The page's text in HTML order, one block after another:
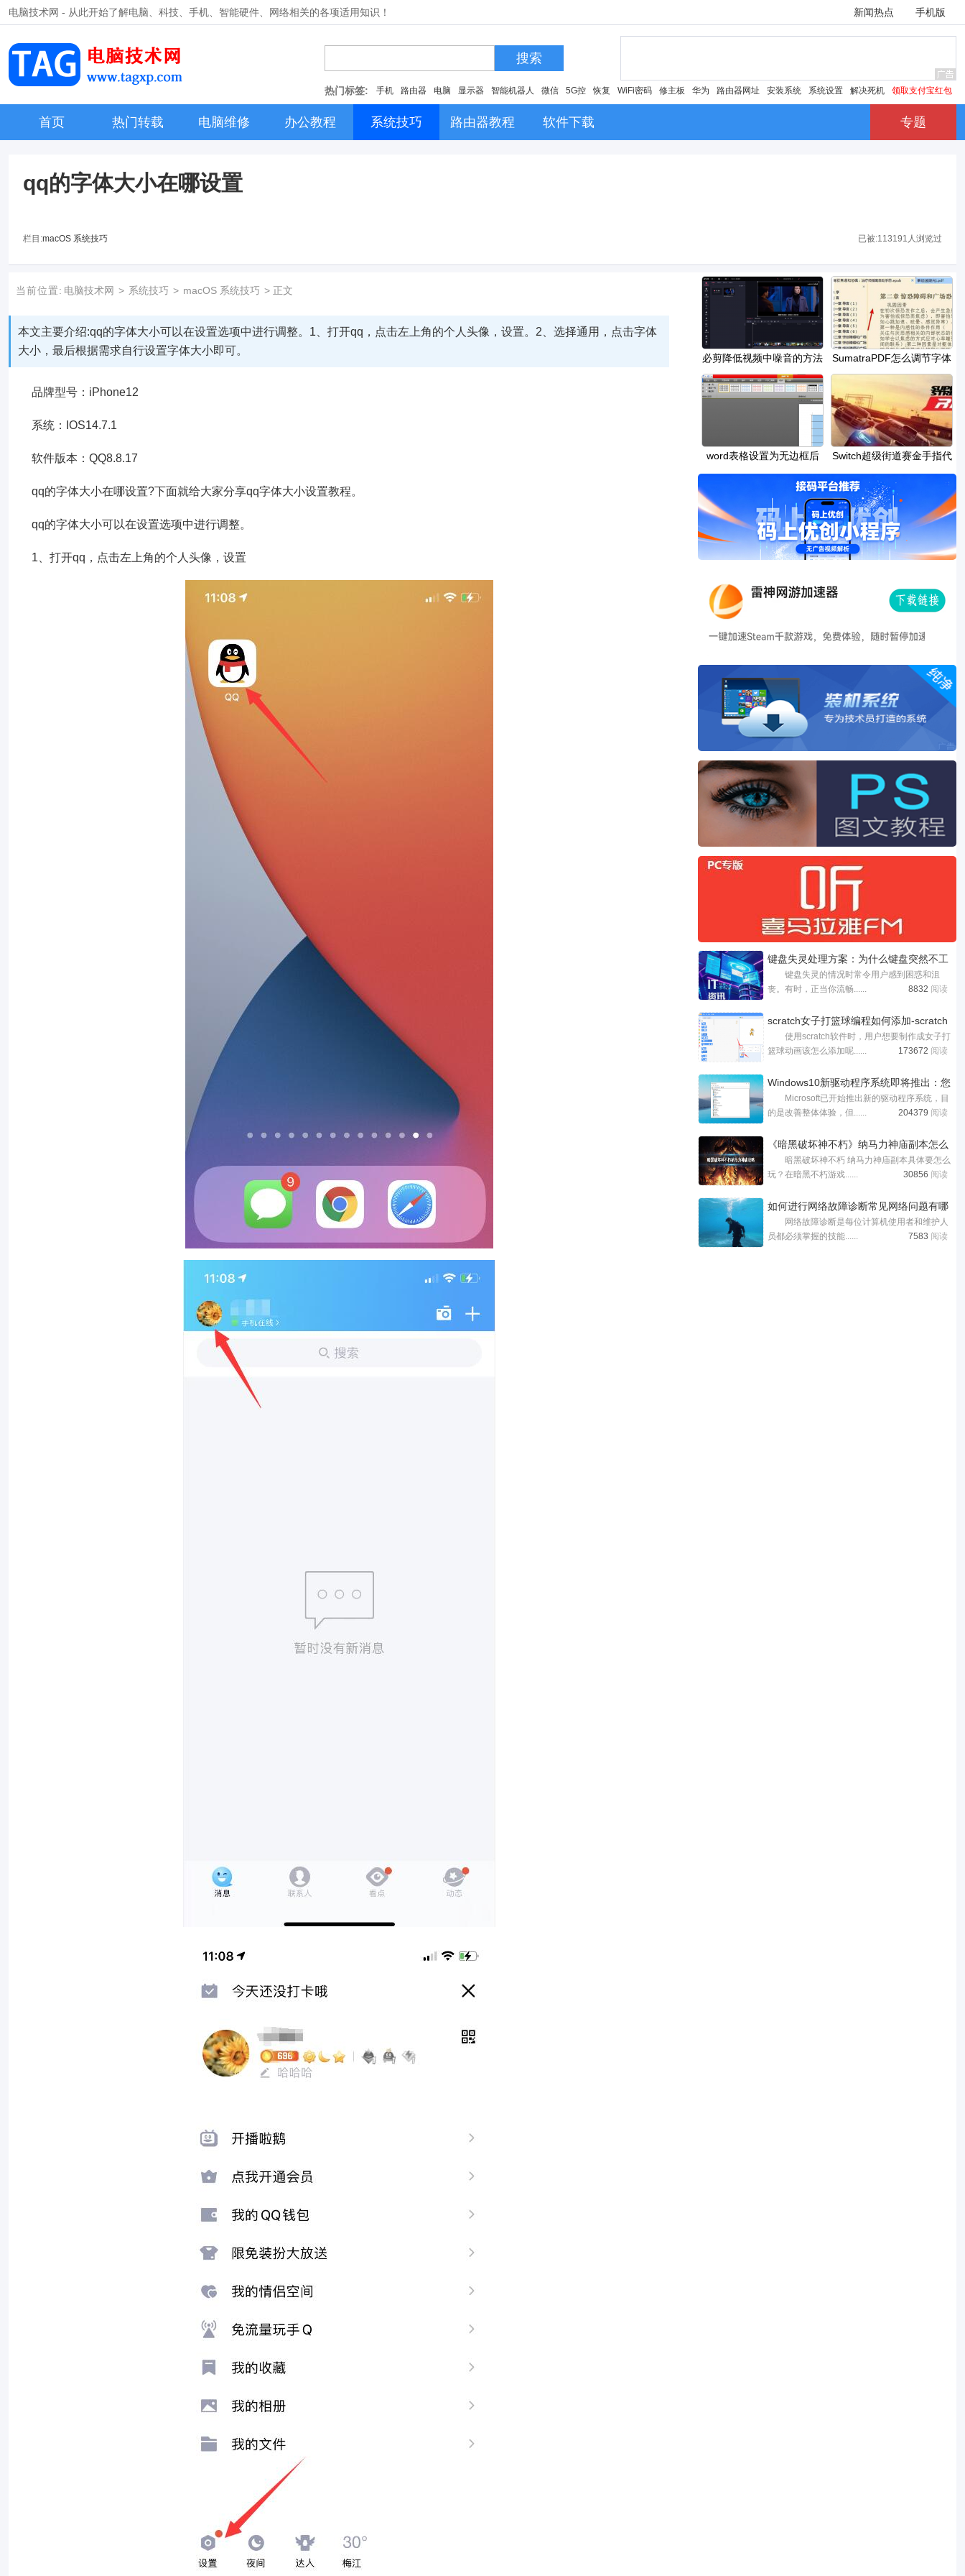
电脑技术网 - 从此开始了解电脑、科技、手机、智能硬件、网络相关的各项适用知识！ 新闻热点 手机版
搜索
热门标签: 手机 路由器 电脑 显示器 智能机器人 微信 5G控 恢复 WiFi密码 修主板 华为 路由器网址 安装系统 系统设置 解决死机 领取支付宝红包
首页 热门转载 电脑维修 办公教程 系统技巧 路由器教程 软件下载 专题
qq的字体大小在哪设置
栏目:macOS 系统技巧 已被:113191人浏览过
当前位置: 电脑技术网 > 系统技巧 > macOS 系统技巧 > 正文
本文主要介绍:qq的字体大小可以在设置选项中进行调整。1、打开qq，点击左上角的个人头像，设置。2、选择通用，点击字体
大小，最后根据需求自行设置字体大小即可。
品牌型号：iPhone12
系统：IOS14.7.1
软件版本：QQ8.8.17
qq的字体大小在哪设置?下面就给大家分享qq字体大小设置教程。
qq的字体大小可以在设置选项中进行调整。
1、打开qq，点击左上角的个人头像，设置
必剪降低视频中噪音的方法
教程
SumatraPDF怎么调节字体
大小-SumatraPDF调节字
​word表格设置为无边框后
还有虚线的解决
Switch超级街道赛金手指代
码作弊码大全（
键盘失灵处理方案：为什么键盘突然不工
键盘失灵的情况时常令用户感到困惑和沮
丧。有时，正当你流畅......
8832 阅读
scratch女子打篮球编程如何添加-scratch
女子使用scratch软件时，用户想要制作成女子打
篮球动画该怎么添加呢......
173672 阅读
Windows10新驱动程序系统即将推出：您
需要Microsoft已开始推出新的驱动程序系统，目
的是改善整体体验，但......
204379 阅读
《暗黑破坏神不朽》纳马力神庙副本怎么
暗黑破坏神不朽 纳马力神庙副本具体要怎么
玩？在暗黑不朽游戏......
30856 阅读
如何进行网络故障诊断常见网络问题有哪
网络故障诊断是每位计算机使用者和维护人
员都必须掌握的技能......
7583 阅读